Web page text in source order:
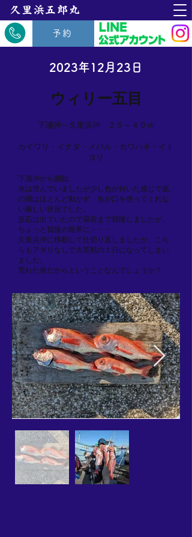
​久里浜五郎丸
予約
2023年12月23日
ウィリー五目
下浦沖～久里浜沖 ２５～４０ｍ
カイワリ・イナダ・メバル・カワハギ・イト
ヨリ
下浦沖から開始。
水は澄んでいましたが少し色が付いた感じで底
の潮はほとんど動かず、魚が口を使ってくれな
い厳しい状況でした。
反応は出ていたので昼前まで我慢しましたが、
ちょっと我慢の限界に・・・
久里浜沖に移動して仕切り直しましたが、こち
らもアタりなしで大苦戦の１日になってしまい
ました。
荒れた後だからということなんでしょうか？